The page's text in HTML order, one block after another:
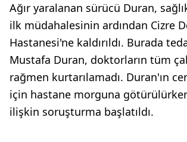
Ağır yaralanan sürücü Duran,
ilk müdahalesinin ardından Cizre
Hastanesi'ne kaldırıldı. Burada
Mustafa Duran, doktorların tüm
rağmen kurtarılamadı. Duran'ın
için hastane morguna
ilişkin soruşturma başlatıldı.